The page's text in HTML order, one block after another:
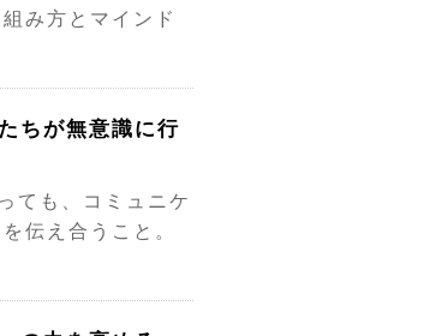
み方とマインド
ちが無意識に行
ても、コミュニケ
伝え合うこと。